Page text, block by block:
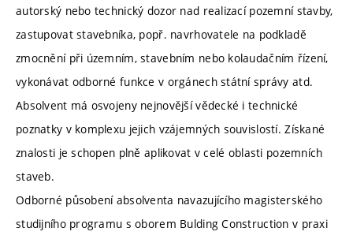
autorský nebo technický dozor nad realizací pozemní stavby,
zastupovat stavebníka, popř. navrhovatele na podkladě
zmocnění při územním, stavebním nebo kolaudačním řízení,
vykonávat odborné funkce v orgánech státní správy atd.
Absolvent má osvojeny nejnovější vědecké i technické
poznatky v komplexu jejich vzájemných souvislostí. Získané
znalosti je schopen plně aplikovat v celé oblasti pozemních
staveb.
Odborné působení absolventa navazujícího magisterského
studijního programu s oborem Bulding Construction v praxi